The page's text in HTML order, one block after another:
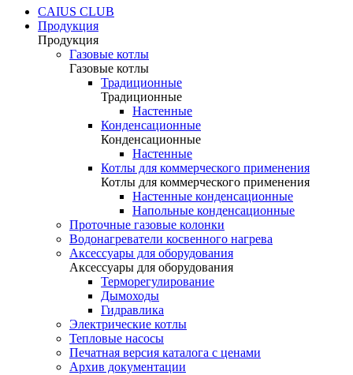
CAIUS CLUB
Продукция
Продукция
Газовые котлы
Газовые котлы
Традиционные
Традиционные
Настенные
Конденсационные
Конденсационные
Настенные
Котлы для коммерческого применения
Котлы для коммерческого применения
Настенные конденсационные
Напольные конденсационные
Проточные газовые колонки
Водонагреватели косвенного нагрева
Аксессуары для оборудования
Аксессуары для оборудования
Терморегулирование
Дымоходы
Гидравлика
Электрические котлы
Тепловые насосы
Печатная версия каталога с ценами
Архив документации